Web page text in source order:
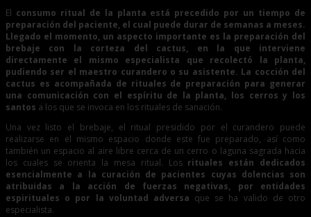
El consumo ritual de la planta está precedido por un tiempo de
preparación del paciente, el cual puede durar de semanas a meses.
Llegado el momento, un aspecto importante es la preparación del
brebaje con la corteza del cactus, en la que interviene
directamente el mismo especialista que recolectó la planta,
pudiendo ser el maestro curandero o su asistente. La cocción del
cactus es acompañada de rituales de preparación para generar
una comunicación con el espíritu de la planta, los cerros y los
santos a los que se invoca en los rituales de sanación.
Una vez listo el brebaje, el ritual presidido por el curandero puede
realizarse en el mismo espacio donde este fue preparado, así como
también un espacio al aire libre cerca de un cerro o laguna sagrada hacia
los cuales se orienta la mesa ritual. Los rituales están dedicados
esencialmente a la curación de pacientes cuyas dolencias son
atribuidas a la acción de fuerzas negativas, por entidades
espirituales o por la voluntad adversa que se ha valido de otro
especialista.